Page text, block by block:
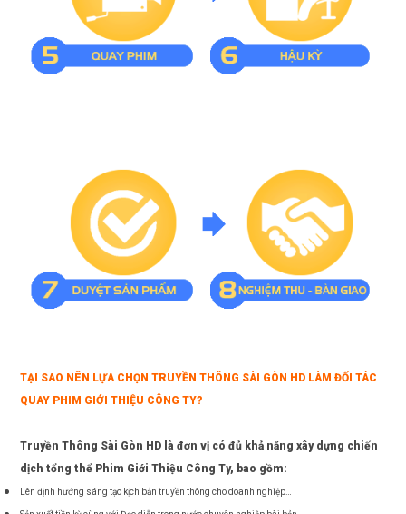
TẠI SAO NÊN LỰA CHỌN TRUYỀN THÔNG SÀI GÒN HD LÀM ĐỐI TÁC
QUAY PHIM GIỚI THIỆU CÔNG TY?
Truyền Thông Sài Gòn HD là đơn vị có đủ khả năng xây dựng chiến
dịch tổng thể Phim Giới Thiệu Công Ty, bao gồm:
Lên định hướng sáng tạo kịch bản truyền thông cho doanh nghiệp…